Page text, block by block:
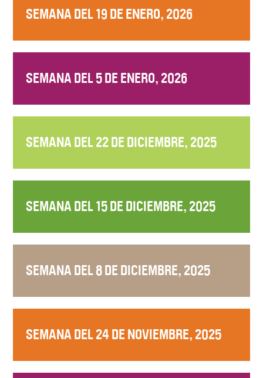
SEMANA DEL 19 DE ENERO, 2026
SEMANA DEL 5 DE ENERO, 2026
SEMANA DEL 22 DE DICIEMBRE, 2025
SEMANA DEL 15 DE DICIEMBRE, 2025
SEMANA DEL 8 DE DICIEMBRE, 2025
SEMANA DEL 24 DE NOVIEMBRE, 2025